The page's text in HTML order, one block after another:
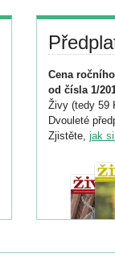
Cena
od čísla 1/
Živy (tedy 59
Dvouleté
Zjistěte, jak